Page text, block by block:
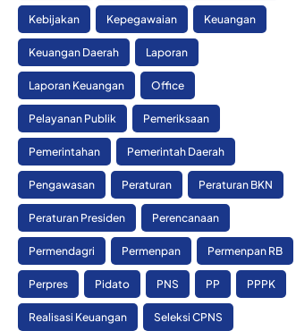
Kebijakan Kepegawaian Keuangan
Keuangan Daerah Laporan
Laporan Keuangan Office
Pelayanan Publik Pemeriksaan
Pemerintahan Pemerintah Daerah
Pengawasan Peraturan Peraturan BKN
Peraturan Presiden Perencanaan
Permendagri Permenpan Permenpan RB
Perpres Pidato PNS PP PPPK
Realisasi Keuangan Seleksi CPNS